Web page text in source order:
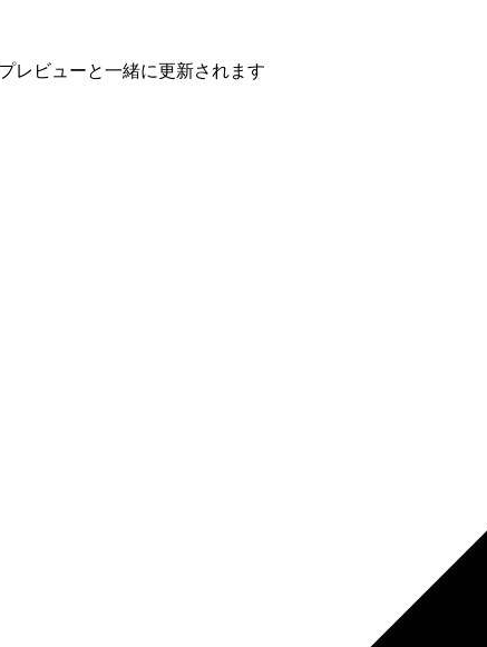
レビューと一緒に更新されます